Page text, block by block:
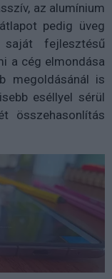
az alumínium
pedig üveg
fejlesztésű
a cég elmondása
megoldásánál is
eséllyel sérül
összehasonlítás